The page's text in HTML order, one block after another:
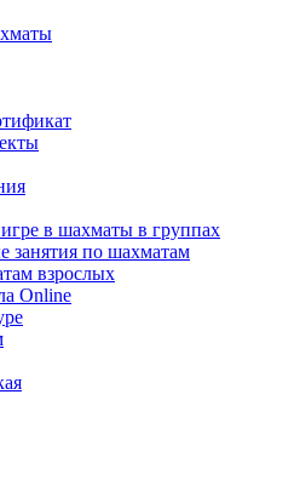
в шахматы в группах
занятия по шахматам
взрослых
Online